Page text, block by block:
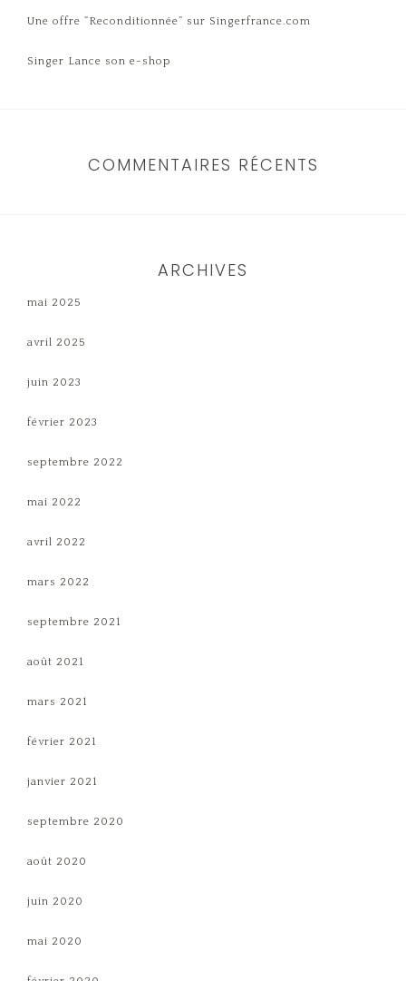
Une offre “Reconditionnée” sur Singerfrance.com
Singer Lance son e-shop
COMMENTAIRES RÉCENTS
ARCHIVES
mai 2025
avril 2025
juin 2023
février 2023
septembre 2022
mai 2022
avril 2022
mars 2022
septembre 2021
août 2021
mars 2021
février 2021
janvier 2021
septembre 2020
août 2020
juin 2020
mai 2020